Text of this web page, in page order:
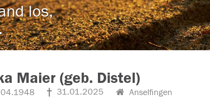
los,
Maier (geb. Distel)
31.01.2025 Anselfingen